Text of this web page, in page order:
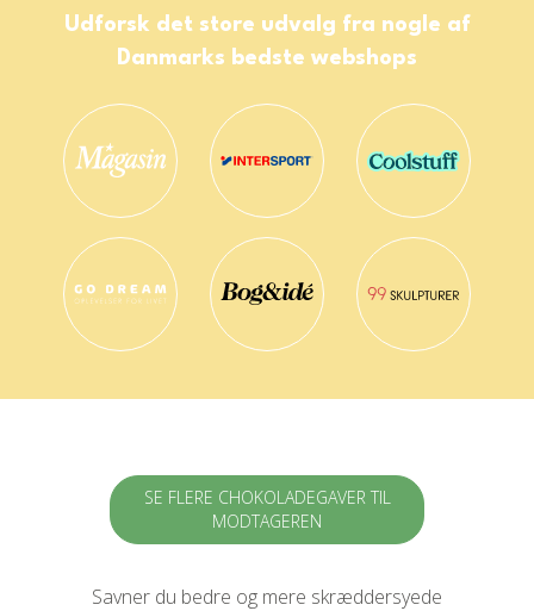
Udforsk det store udvalg fra nogle af
Danmarks bedste webshops
SE FLERE CHOKOLADEGAVER TIL
MODTAGEREN
Savner du bedre og mere skræddersyede